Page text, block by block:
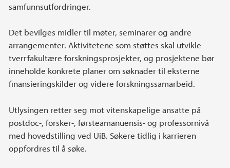
samfunnsutfordringer.
Det bevilges midler til møter, seminarer og andre
arrangementer. Aktivitetene som støttes skal utvikle
tverrfakultære forskningsprosjekter, og prosjektene bør
inneholde konkrete planer om søknader til eksterne
finansieringskilder og videre forskningssamarbeid.
Utlysingen retter seg mot vitenskapelige ansatte på
postdoc-, forsker-, førsteamanuensis- og professornivå
med hovedstilling ved UiB. Søkere tidlig i karrieren
oppfordres til å søke.